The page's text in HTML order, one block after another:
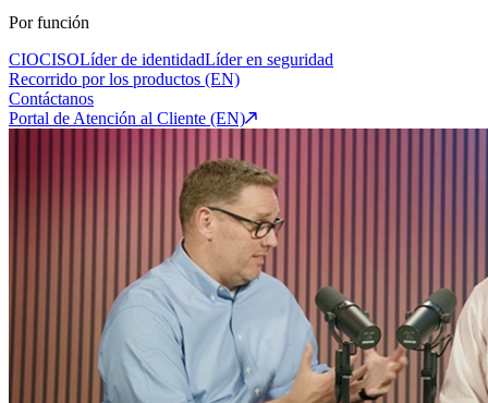
Por función
CIOCISOLíder de identidadLíder en seguridad
Recorrido por los productos (EN)
Contáctanos
Portal de Atención al Cliente (EN)